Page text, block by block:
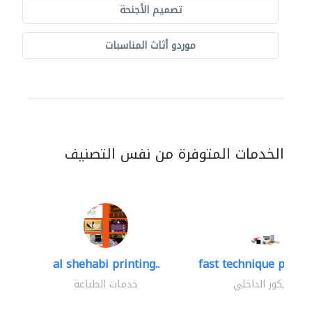
تصميم الأجنحة
موردو أثاث المناسبات
الخدمات المتوفرة من نفس التصنيف
al shehabi printing..
خدمات الطباعة
fast technique pre-
الديكور الداخلي